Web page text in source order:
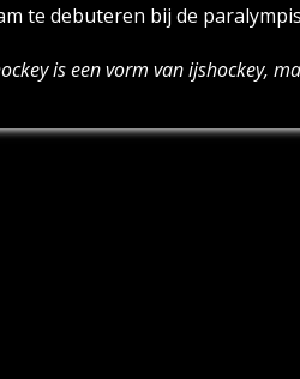
te debuteren bij de
is een vorm van ijshockey,